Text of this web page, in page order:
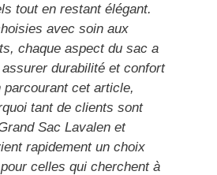
tout en restant élégant.
avec soin aux
chaque aspect du sac a
durabilité et confort
parcourant cet article,
tant de clients sont
Sac Lavalen et
rapidement un choix
celles qui cherchent à